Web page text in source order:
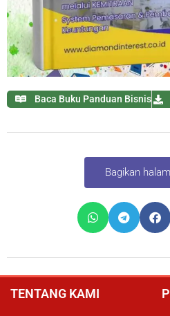
Baca Buku Panduan Bisnis
Bagikan
TENTANG KAMI